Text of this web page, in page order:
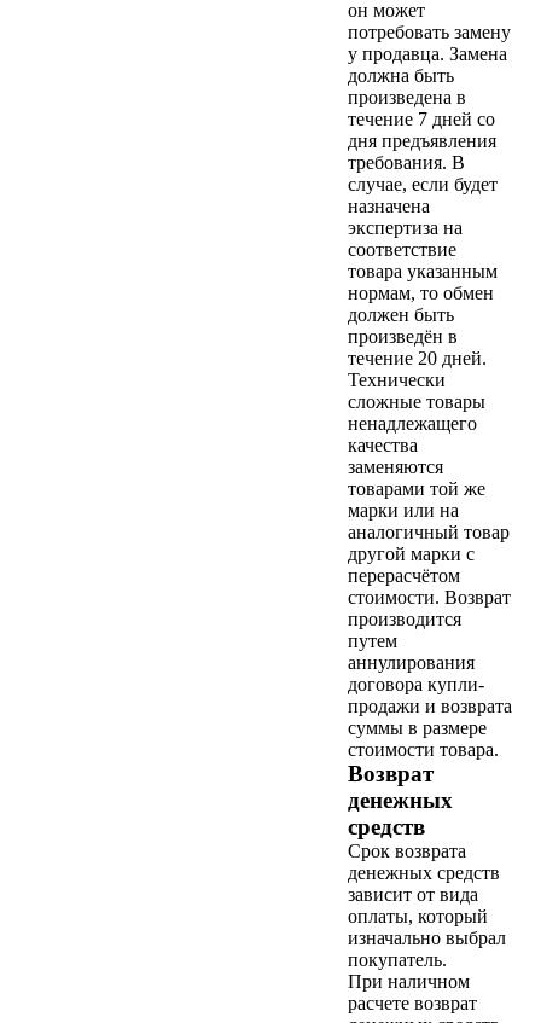
он может
потребовать замену
у продавца. Замена
должна быть
произведена в
течение 7 дней со
дня предъявления
требования. В
случае, если будет
назначена
экспертиза на
соответствие
товара указанным
нормам, то обмен
должен быть
произведён в
течение 20 дней.
Технически
сложные товары
ненадлежащего
качества
заменяются
товарами той же
марки или на
аналогичный товар
другой марки с
перерасчётом
стоимости. Возврат
производится
путем
аннулирования
договора купли-
продажи и возврата
суммы в размере
стоимости товара.
Возврат
денежных
средств
Срок возврата
денежных средств
зависит от вида
оплаты, который
изначально выбрал
покупатель.
При наличном
расчете возврат